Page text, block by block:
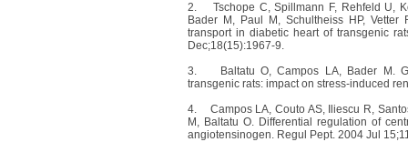
2.
Tschope C, Spillmann F, Rehfeld U,
Bader M, Paul M, Schultheiss HP, Vetter
transport in diabetic heart of transgenic
Dec;18(15):1967-9.
3.
Baltatu O,Campos LA, Bader M.
transgenic rats: impact on stress-induced
4.
Campos LA, Couto AS, Iliescu R,
M, Baltatu O. Differential regulation of
angiotensinogen. Regul Pept. 2004 Jul